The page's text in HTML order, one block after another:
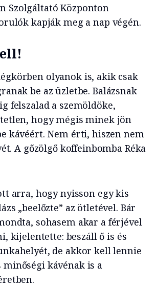
Szolgáltató Központon
kapják meg a nap végén.
olyanok is, akik csak
be az üzletbe. Balázsnak
felszalad a szemöldöke,
hogy mégis minek jön
kávéért. Nem érti, hiszen nem
A gőzölgő koffeinbomba Réka
arra, hogy nyisson egy kis
„beelőzte” az ötletével. Bár
sohasem akar a férjével
kijelentette: beszáll ő is és
de akkor kell lennie
minőségi kávénak is a